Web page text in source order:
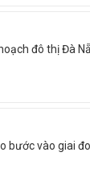
đô thị Đà
bước vào giai